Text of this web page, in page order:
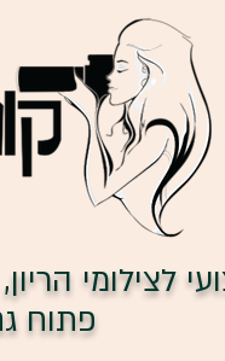
לצילומי
פתוח